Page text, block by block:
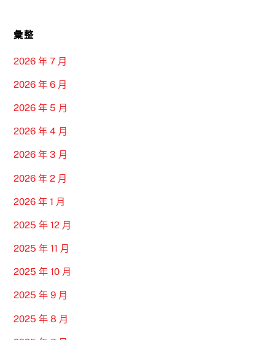
彙整
2026 年 7 月
2026 年 6 月
2026 年 5 月
2026 年 4 月
2026 年 3 月
2026 年 2 月
2026 年 1 月
2025 年 12 月
2025 年 11 月
2025 年 10 月
2025 年 9 月
2025 年 8 月